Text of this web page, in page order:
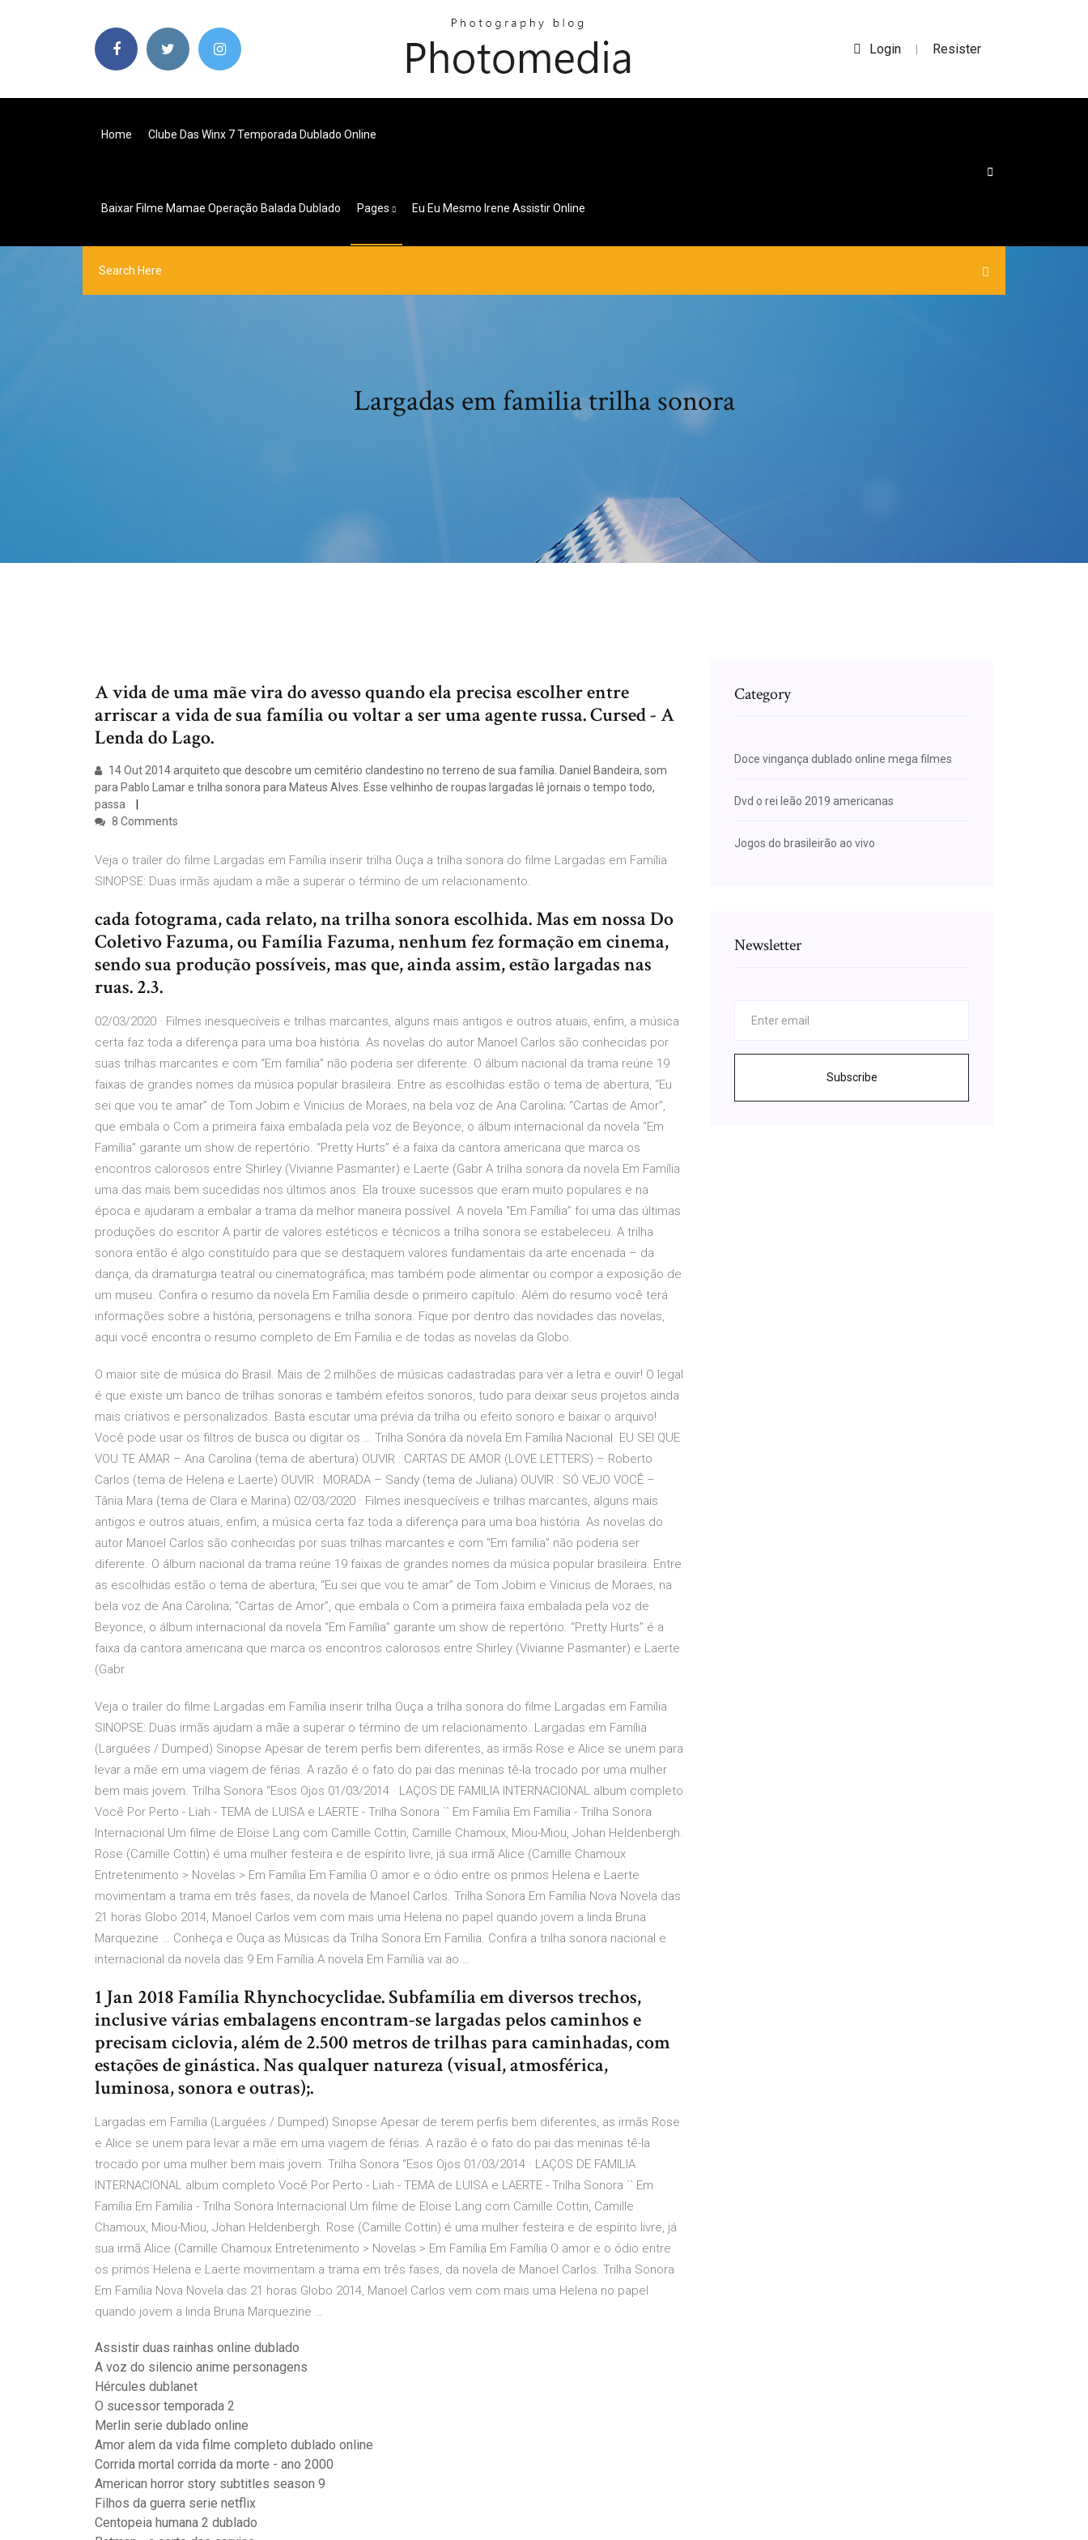
Login | Resister
Home Clube Das Winx 7 Temporada Dublado Online
Baixar Filme Mamae Operação Balada Dublado Pages Eu Eu Mesmo Irene Assistir Online
Largadas em familia trilha sonora
A vida de uma mãe vira do avesso quando ela precisa escolher entre
arriscar a vida de sua família ou voltar a ser uma agente russa. Cursed - A
Lenda do Lago.
14 Out 2014 arquiteto que descobre um cemitério clandestino no terreno de sua família. Daniel Bandeira, som
para Pablo Lamar e trilha sonora para Mateus Alves. Esse velhinho de roupas largadas lê jornais o tempo todo,
passa
8 Comments
Veja o trailer do filme Largadas em Família inserir trilha Ouça a trilha sonora do filme Largadas em Família
SINOPSE: Duas irmãs ajudam a mãe a superar o término de um relacionamento.
cada fotograma, cada relato, na trilha sonora escolhida. Mas em nossa Do
Coletivo Fazuma, ou Família Fazuma, nenhum fez formação em cinema,
sendo sua produção possíveis, mas que, ainda assim, estão largadas nas
ruas. 2.3.
02/03/2020 · Filmes inesquecíveis e trilhas marcantes, alguns mais antigos e outros atuais, enfim, a música
certa faz toda a diferença para uma boa história. As novelas do autor Manoel Carlos são conhecidas por
suas trilhas marcantes e com “Em família” não poderia ser diferente. O álbum nacional da trama reúne 19
faixas de grandes nomes da música popular brasileira. Entre as escolhidas estão o tema de abertura, “Eu
sei que vou te amar” de Tom Jobim e Vinicius de Moraes, na bela voz de Ana Carolina; “Cartas de Amor”,
que embala o Com a primeira faixa embalada pela voz de Beyonce, o álbum internacional da novela “Em
Família” garante um show de repertório. “Pretty Hurts” é a faixa da cantora americana que marca os
encontros calorosos entre Shirley (Vivianne Pasmanter) e Laerte (Gabr A trilha sonora da novela Em Família
uma das mais bem sucedidas nos últimos anos. Ela trouxe sucessos que eram muito populares e na
época e ajudaram a embalar a trama da melhor maneira possível. A novela “Em Família” foi uma das últimas
produções do escritor A partir de valores estéticos e técnicos a trilha sonora se estabeleceu. A trilha
sonora então é algo constituído para que se destaquem valores fundamentais da arte encenada – da
dança, da dramaturgia teatral ou cinematográfica, mas também pode alimentar ou compor a exposição de
um museu. Confira o resumo da novela Em Família desde o primeiro capítulo. Além do resumo você terá
informações sobre a história, personagens e trilha sonora. Fique por dentro das novidades das novelas,
aqui você encontra o resumo completo de Em Família e de todas as novelas da Globo.
O maior site de música do Brasil. Mais de 2 milhões de músicas cadastradas para ver a letra e ouvir! O legal
é que existe um banco de trilhas sonoras e também efeitos sonoros, tudo para deixar seus projetos ainda
mais criativos e personalizados. Basta escutar uma prévia da trilha ou efeito sonoro e baixar o arquivo!
Você pode usar os filtros de busca ou digitar os … Trilha Sonóra da novela Em Família Nacional. EU SEI QUE
VOU TE AMAR – Ana Carolina (tema de abertura) OUVIR : CARTAS DE AMOR (LOVE LETTERS) – Roberto
Carlos (tema de Helena e Laerte) OUVIR : MORADA – Sandy (tema de Juliana) OUVIR : SÓ VEJO VOCÊ –
Tânia Mara (tema de Clara e Marina) 02/03/2020 · Filmes inesquecíveis e trilhas marcantes, alguns mais
antigos e outros atuais, enfim, a música certa faz toda a diferença para uma boa história. As novelas do
autor Manoel Carlos são conhecidas por suas trilhas marcantes e com “Em família” não poderia ser
diferente. O álbum nacional da trama reúne 19 faixas de grandes nomes da música popular brasileira. Entre
as escolhidas estão o tema de abertura, “Eu sei que vou te amar” de Tom Jobim e Vinicius de Moraes, na
bela voz de Ana Carolina; “Cartas de Amor”, que embala o Com a primeira faixa embalada pela voz de
Beyonce, o álbum internacional da novela “Em Família” garante um show de repertório. “Pretty Hurts” é a
faixa da cantora americana que marca os encontros calorosos entre Shirley (Vivianne Pasmanter) e Laerte
(Gabr
Veja o trailer do filme Largadas em Família inserir trilha Ouça a trilha sonora do filme Largadas em Família
SINOPSE: Duas irmãs ajudam a mãe a superar o término de um relacionamento. Largadas em Família
(Larguées / Dumped) Sinopse Apesar de terem perfis bem diferentes, as irmãs Rose e Alice se unem para
levar a mãe em uma viagem de férias. A razão é o fato do pai das meninas tê-la trocado por uma mulher
bem mais jovem. Trilha Sonora “Esos Ojos 01/03/2014 · LAÇOS DE FAMILIA INTERNACIONAL album completo
Você Por Perto - Liah - TEMA de LUISA e LAERTE - Trilha Sonora `` Em Família Em Família - Trilha Sonora
Internacional Um filme de Eloïse Lang com Camille Cottin, Camille Chamoux, Miou-Miou, Johan Heldenbergh.
Rose (Camille Cottin) é uma mulher festeira e de espírito livre, já sua irmã Alice (Camille Chamoux
Entretenimento > Novelas > Em Família Em Família O amor e o ódio entre os primos Helena e Laerte
movimentam a trama em três fases, da novela de Manoel Carlos. Trilha Sonora Em Família Nova Novela das
21 horas Globo 2014, Manoel Carlos vem com mais uma Helena no papel quando jovem a linda Bruna
Marquezine … Conheça e Ouça as Músicas da Trilha Sonora Em Família. Confira a trilha sonora nacional e
internacional da novela das 9 Em Família.A novela Em Família vai ao …
1 Jan 2018 Família Rhynchocyclidae. Subfamília em diversos trechos,
inclusive várias embalagens encontram-se largadas pelos caminhos e
precisam ciclovia, além de 2.500 metros de trilhas para caminhadas, com
estações de ginástica. Nas qualquer natureza (visual, atmosférica,
luminosa, sonora e outras);.
Largadas em Família (Larguées / Dumped) Sinopse Apesar de terem perfis bem diferentes, as irmãs Rose
e Alice se unem para levar a mãe em uma viagem de férias. A razão é o fato do pai das meninas tê-la
trocado por uma mulher bem mais jovem. Trilha Sonora “Esos Ojos 01/03/2014 · LAÇOS DE FAMILIA
INTERNACIONAL album completo Você Por Perto - Liah - TEMA de LUISA e LAERTE - Trilha Sonora `` Em
Família Em Família - Trilha Sonora Internacional Um filme de Eloïse Lang com Camille Cottin, Camille
Chamoux, Miou-Miou, Johan Heldenbergh. Rose (Camille Cottin) é uma mulher festeira e de espírito livre, já
sua irmã Alice (Camille Chamoux Entretenimento > Novelas > Em Família Em Família O amor e o ódio entre
os primos Helena e Laerte movimentam a trama em três fases, da novela de Manoel Carlos. Trilha Sonora
Em Família Nova Novela das 21 horas Globo 2014, Manoel Carlos vem com mais uma Helena no papel
quando jovem a linda Bruna Marquezine …
Assistir duas rainhas online dublado
A voz do silencio anime personagens
Hércules dublanet
O sucessor temporada 2
Merlin serie dublado online
Amor alem da vida filme completo dublado online
Corrida mortal corrida da morte - ano 2000
American horror story subtitles season 9
Filhos da guerra serie netflix
Centopeia humana 2 dublado
Category
Doce vingança dublado online mega filmes
Dvd o rei leão 2019 americanas
Jogos do brasileirão ao vivo
Newsletter
Subscribe